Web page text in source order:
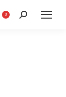
0 Search: